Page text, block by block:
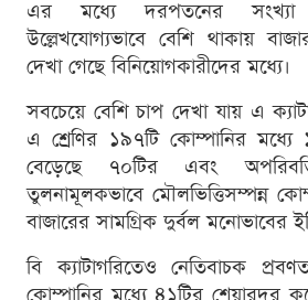
এর মধ্যে দরপতনের সংখ্যা
উল্লেখযোগ্যভাবে বেশি থাকায়
দেখা গেছে বিনিয়োগকারীদের মধ্যে।
সবচেয়ে বেশি চাপ দেখা যায় এ
এ শ্রেণির ১৯৭টি কোম্পানির
বেড়েছে ৭০টির এবং
তুলনামূলকভাবে মৌলভিত্তিসম্পন্ন
বাজারের সামগ্রিক দুর্বল মনোভাবের
বি ক্যাটাগরিতেও নেতিবাচক